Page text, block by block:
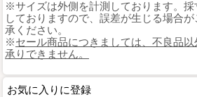
※サイズは外側を計測しております。採
しておりますので、誤差が生じる場合
承ください。
※セール商品につきましては、不良品
承りできません。
お気に入りに登録